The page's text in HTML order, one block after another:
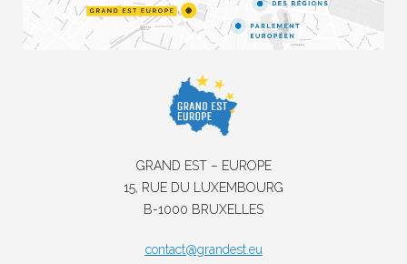
GRAND EST – EUROPE
15, RUE DU LUXEMBOURG
B-1000 BRUXELLES
contact@grandest.eu